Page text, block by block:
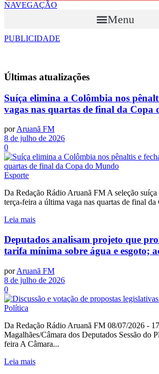
NAVEGAÇÃO
Menu
PUBLICIDADE
Últimas atualizações
Suíça elimina a Colômbia nos
vagas nas quartas de final da Copa
porAruanã FM
8 de julho de 2026
0
Esporte
Da Redação Rádio Aruanã FM A seleção suíça
terça-feira a última vaga nas quartas de final da
Leia mais
Deputados analisam projeto que
tarifa mínima sobre água e esgoto;
por Aruanã FM
8 de julho de 2026
0
Política
Da Redação Rádio Aruanã FM 08/07/2026 -
Magalhães/Câmara dos Deputados Sessão do
feira A Câmara...
Leia mais